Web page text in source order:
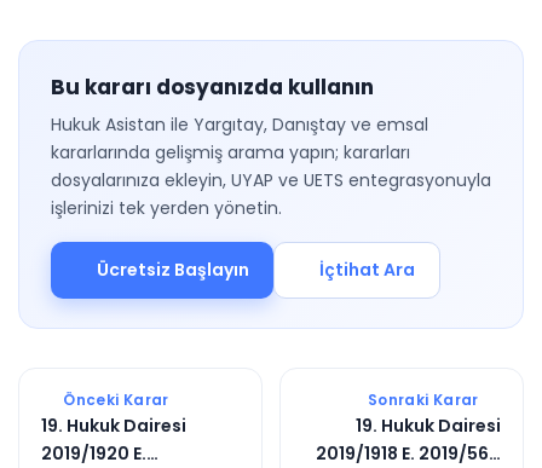
Bu kararı dosyanızda kullanın
Hukuk Asistan ile Yargıtay, Danıştay ve emsal
kararlarında gelişmiş arama yapın; kararları
dosyalarınıza ekleyin, UYAP ve UETS entegrasyonuyla
işlerinizi tek yerden yönetin.
Ücretsiz Başlayın İçtihat Ara
Önceki Karar
19. Hukuk Dairesi
2019/1920 E.
Sonraki Karar
19. Hukuk Dairesi
2019/1918 E. 2019/5611